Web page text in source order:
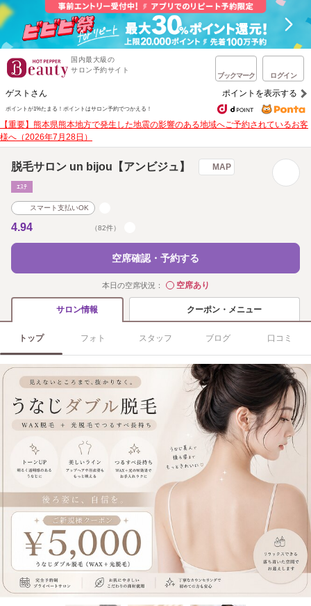
国内最大級の
サロン予約サイト
ブックマーク ログイン
ゲストさん ポイントを表示する
ポイントが1%たまる！ ポイントはサロン予約でつかえる！
【重要】熊本県熊本地方で発生した地震の影響のある地域へご予約されているお客
様へ（2026年7月28日）
脱毛サロン un bijou【アンビジュ】 MAP
ｴｽﾃ
スマート支払いOK
4.94 （82件）
空席確認・予約する
本日の空席状況： ◯空席あり
サロン情報 クーポン・メニュー
トップ フォト スタッフ ブログ 口コミ